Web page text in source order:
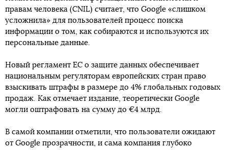
правам человека (CNIL) считает, что Google «слишком
усложнила» для пользователей процесс поиска
информации о том, как собираются и используются их
персональные данные.
Новый регламент ЕС о защите данных обеспечивает
национальным регуляторам европейских стран право
взыскивать штрафы в размере до 4% глобальных годовых
продаж. Как отмечает издание, теоретически Google
могли оштрафовать на сумму до €4 млрд.
В самой компании отметили, что пользователи ожидают
от Google прозрачности, и сама компания глубоко